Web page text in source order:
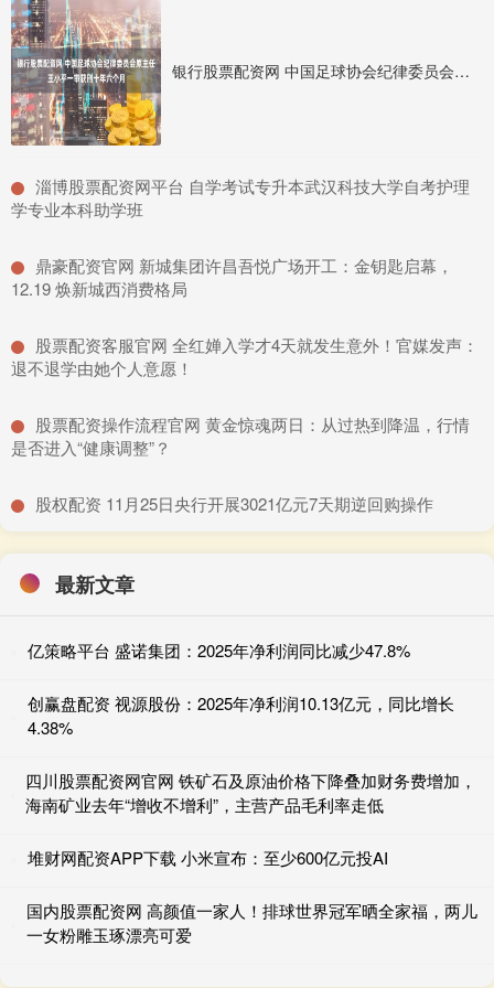
银行股票配资网 中国足球协会纪律委员会原主任王小平一审获刑十年六个月
​淄博股票配资网平台 自学考试专升本武汉科技大学自考护理
学专业本科助学班
​鼎豪配资官网 新城集团许昌吾悦广场开工：金钥匙启幕，
12.19 焕新城西消费格局
​股票配资客服官网 全红婵入学才4天就发生意外！官媒发声：
退不退学由她个人意愿！
​股票配资操作流程官网 黄金惊魂两日：从过热到降温，行情
是否进入“健康调整”？
​股权配资 11月25日央行开展3021亿元7天期逆回购操作
最新文章
亿策略平台 盛诺集团：2025年净利润同比减少47.8%
创赢盘配资 视源股份：2025年净利润10.13亿元，同比增长
4.38%
四川股票配资网官网 铁矿石及原油价格下降叠加财务费增加，
海南矿业去年“增收不增利”，主营产品毛利率走低
堆财网配资APP下载 小米宣布：至少600亿元投AI
国内股票配资网 高颜值一家人！排球世界冠军晒全家福，两儿
一女粉雕玉琢漂亮可爱